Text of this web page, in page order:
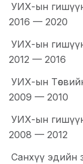
УИХ-ын
2016 — 2020
УИХ-ын
2012 — 2016
УИХ-ын
2009 — 2010
УИХ-ын
2008 — 2012
Санхүү эдийн